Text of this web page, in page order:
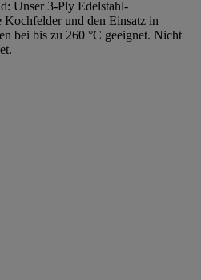
Unser 3-Ply Edelstahl-
und den Einsatz in
bei bis zu 260 °C geeignet. Nicht